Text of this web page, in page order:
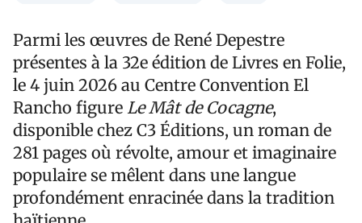
Parmi les œuvres de René Depestre
présentes à la 32e édition de Livres en Folie,
le 4 juin 2026 au Centre Convention El
Rancho figure Le Mât de Cocagne,
disponible chez C3 Éditions, un roman de
281 pages où révolte, amour et imaginaire
populaire se mêlent dans une langue
profondément enracinée dans la tradition